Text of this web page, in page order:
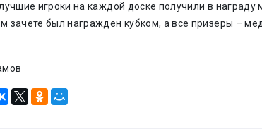
игроки на каждой доске получили в
зачете был награжден кубком, а все призеры –